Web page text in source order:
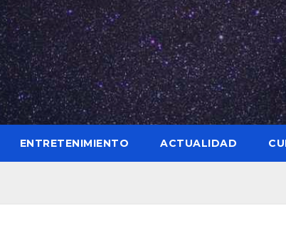
ENTRETENIMIENTO ACTUALIDAD